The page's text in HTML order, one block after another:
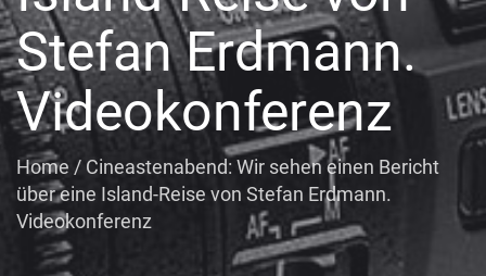
Stefan Erdmann.
Videokonferenz
Home / Cineastenabend: Wir sehen einen Bericht
über eine Island-Reise von Stefan Erdmann.
Videokonferenz